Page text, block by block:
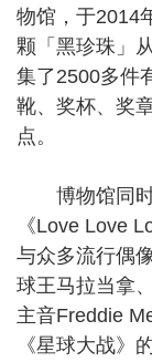
物馆，于2014
颗「黑珍珠」
集了2500多件
靴、奖杯、奖
点。
博物馆同时
《Love Love
与众多流行偶
球王马拉当拿
主音Freddie
《星球大战》